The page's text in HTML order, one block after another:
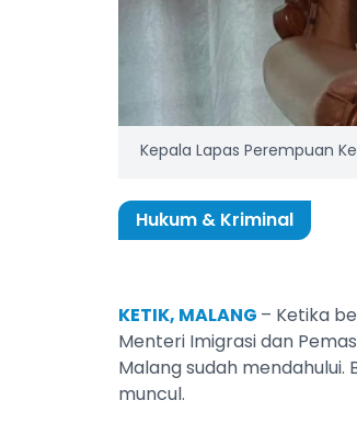
Kepala Lapas Perempuan
Hukum & Kriminal
KETIK, MALANG – Ketika
Menteri Imigrasi dan
Malang sudah
muncul.